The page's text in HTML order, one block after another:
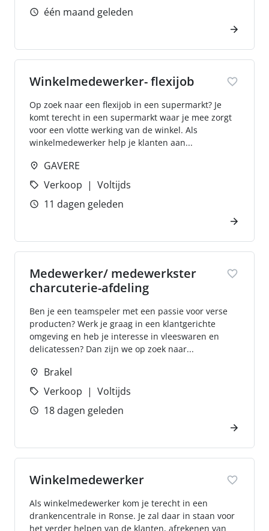
één maand geleden
Winkelmedewerker- flexijob
Op zoek naar een flexijob in een supermarkt? Je
komt terecht in een supermarkt waar je mee zorgt
voor een vlotte werking van de winkel. Als
winkelmedewerker help je klanten aan...
GAVERE
Verkoop
Voltijds
11 dagen geleden
Medewerker/ medewerkster
charcuterie-afdeling
Ben je een teamspeler met een passie voor verse
producten? Werk je graag in een klantgerichte
omgeving en heb je interesse in vleeswaren en
delicatessen? Dan zijn we op zoek naar...
Brakel
Verkoop
Voltijds
18 dagen geleden
Winkelmedewerker
Als winkelmedewerker kom je terecht in een
drankencentrale in Ronse. Je zal daar in staan voor
het verder helpen van de klanten, afrekenen van